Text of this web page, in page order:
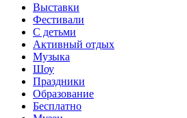
Выставки
Фестивали
С детьми
Активный отдых
Музыка
Шоу
Праздники
Образование
Бесплатно